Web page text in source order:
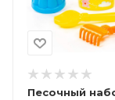
Песочный